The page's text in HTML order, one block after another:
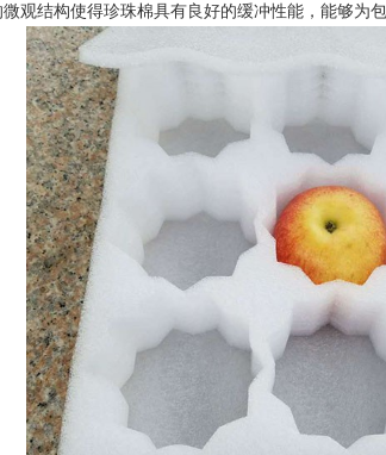
观结构使得珍珠棉具有良好的缓冲性能，能够为